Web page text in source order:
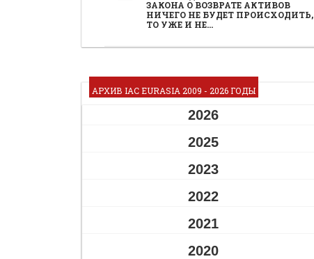
ЗАКОНА О ВОЗВРАТЕ АКТИВОВ
НИЧЕГО НЕ БУДЕТ ПРОИСХОДИТЬ,
ТО УЖЕ И НЕ…
АРХИВ IAC EURASIA 2009 - 2026 ГОДЫ
2026
2025
2023
2022
2021
2020